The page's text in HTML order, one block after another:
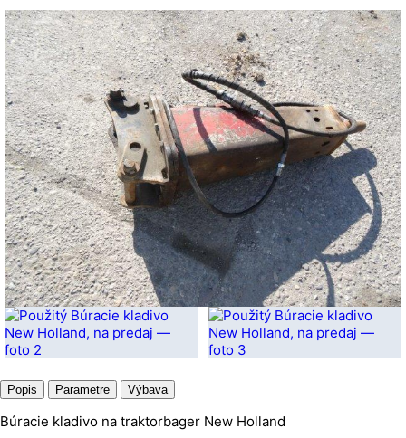
Popis Parametre Výbava
Búracie kladivo na traktorbager New Holland